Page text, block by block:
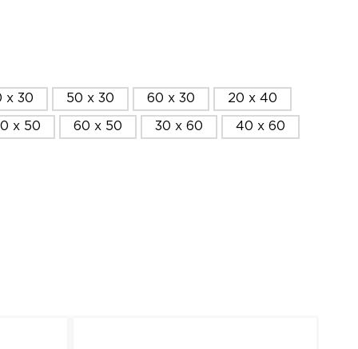
x 30 50 x 30 60 x 30 20 x 40
x 50 60 x 50 30 x 60 40 x 60